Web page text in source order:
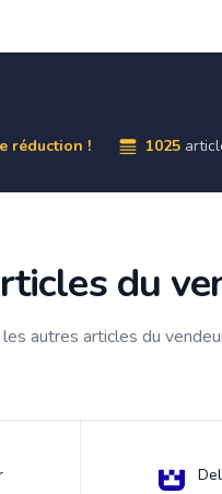
réduction ! 1025
du
autres articles du